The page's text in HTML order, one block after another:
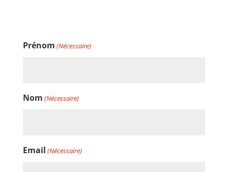
Prénom (Nécessaire)
Nom (Nécessaire)
Email (Nécessaire)